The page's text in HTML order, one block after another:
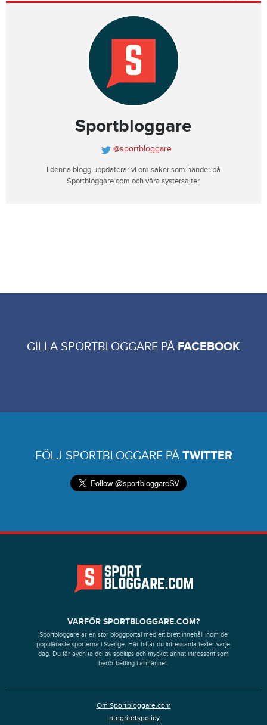
Sportbloggare
@sportbloggare
I denna blogg uppdaterar vi om saker som händer på
Sportbloggare.com och våra systersajter.
GILLA SPORTBLOGGARE PÅ FACEBOOK
FÖLJ SPORTBLOGGARE PÅ TWITTER
VARFÖR SPORTBLOGGARE.COM?
Sportbloggare är en stor bloggportal med ett brett innehåll inom de
populäraste sporterna i Sverige. Här hittar du intressanta texter varje
dag. Du får även ta del av speltips och mycket annat intressant som
berör betting i allmänhet.
Om Sportbloggare.com
Integritetspolicy